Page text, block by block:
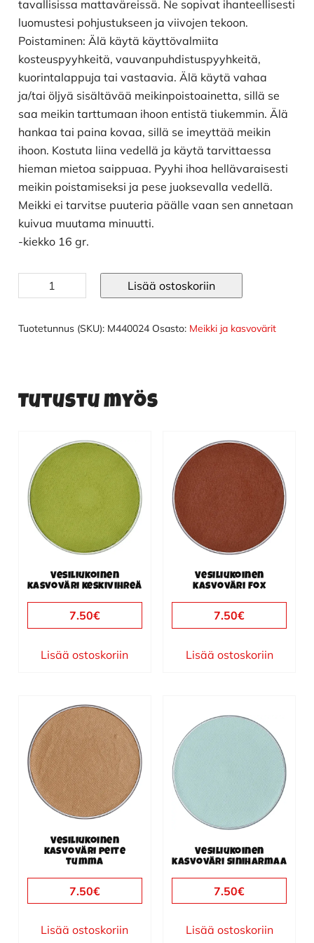
tavallisissa mattaväreissä. Ne sopivat ihanteellisesti
luomustesi pohjustukseen ja viivojen tekoon.
Poistaminen: Älä käytä käyttövalmiita
kosteuspyyhkeitä, vauvanpuhdistuspyyhkeitä,
kuorintalappuja tai vastaavia. Älä käytä vahaa
ja/tai öljyä sisältävää meikinpoistoainetta, sillä se
saa meikin tarttumaan ihoon entistä tiukemmin. Älä
hankaa tai paina kovaa, sillä se imeyttää meikin
ihoon. Kostuta liina vedellä ja käytä tarvittaessa
hieman mietoa saippuaa. Pyyhi ihoa hellävaraisesti
meikin poistamiseksi ja pese juoksevalla vedellä.
Meikki ei tarvitse puuteria päälle vaan sen annetaan
kuivua muutama minuutti.
-kiekko 16 gr.
Vesiliukoinen
kasvoväri
määrä
Lisää ostoskoriin
Tuotetunnus (SKU): M440024 Osasto: Meikki ja kasvovärit
Tutustu myös
Vesiliukoinen
kasvoväri keskivihreä
7.50€
Lisää ostoskoriin
Vesiliukoinen
kasvoväri fox
7.50€
Lisää ostoskoriin
Vesiliukoinen
kasvoväri peite
tumma
7.50€
Lisää ostoskoriin
Vesiliukoinen
kasvoväri siniharmaa
7.50€
Lisää ostoskoriin